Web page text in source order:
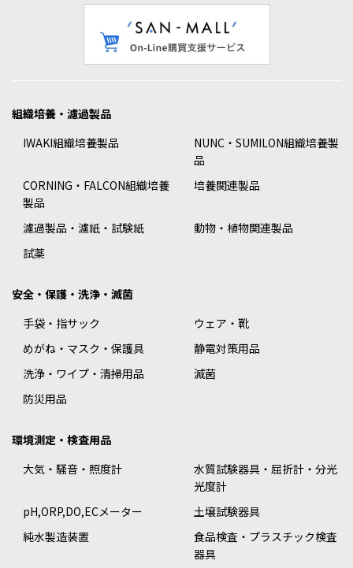
組織培養・濾過製品
IWAKI組織培養製品
NUNC・SUMILON組織培養製
品
CORNING・FALCON組織培養
製品
培養関連製品
濾過製品・濾紙・試験紙
動物・植物関連製品
試薬
安全・保護・洗浄・滅菌
手袋・指サック
ウェア・靴
めがね・マスク・保護具
静電対策用品
洗浄・ワイプ・清掃用品
滅菌
防災用品
環境測定・検査用品
大気・騒音・照度計
水質試験器具・屈折計・分光
光度計
pH,ORP,DO,ECメーター
土壌試験器具
純水製造装置
食品検査・プラスチック検査
器具